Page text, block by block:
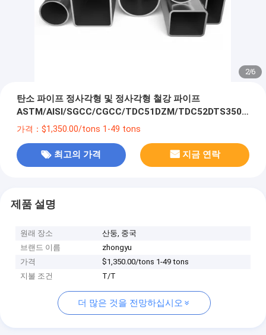
2/6
탄소 파이프 정사각형 및 정사각형 철강 파이프
ASTM/AISI/SGCC/CGCC/TDC51DZM/TDC52DTS350GD/
Z Q195-q345
가격：$1,350.00/tons 1-49 tons
최고의 가격 지금 연락
제품 설명
원래 장소
산둥, 중국
브랜드 이름
zhongyu
가격
$1,350.00/tons 1-49 tons
지불 조건
T/T
더 많은 것을 전망하십시오